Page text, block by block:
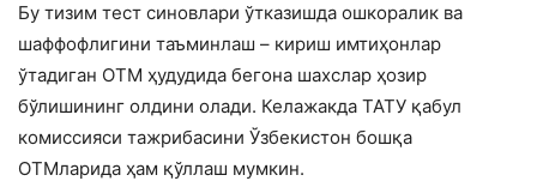
Бу тизим тест синовлари ўтказишда ошкоралик ва
шаффофлигини таъминлаш – кириш имтиҳонлар
ўтадиган ОТМ ҳудудида бегона шахслар ҳозир
бўлишининг олдини олади. Келажакда ТАТУ қабул
комиссияси тажрибасини Ўзбекистон бошқа
ОТМларида ҳам қўллаш мумкин.